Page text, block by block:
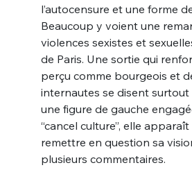
l’autocensure et une forme
Beaucoup y voient une
violences sexistes et
de Paris. Une sortie qui
perçu comme bourgeois et
internautes se disent
une figure de gauche
“cancel culture”, elle
remettre en question sa
plusieurs commentaires.